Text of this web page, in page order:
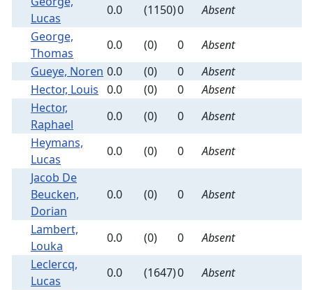
Lucas
0.0 (1150)0
Absent
George,
Thomas
0.0 (0) 0
Absent
Gueye, Noren 0.0 (0) 0
Absent
Hector, Louis 0.0 (0) 0
Absent
Hector,
Raphael
0.0 (0) 0
Absent
Heymans,
Lucas
0.0 (0) 0
Absent
Jacob De
Beucken,
Dorian
0.0 (0) 0 Absent
Lambert,
Louka
0.0 (0) 0
Absent
Leclercq,
Lucas
0.0 (1647)0
Absent